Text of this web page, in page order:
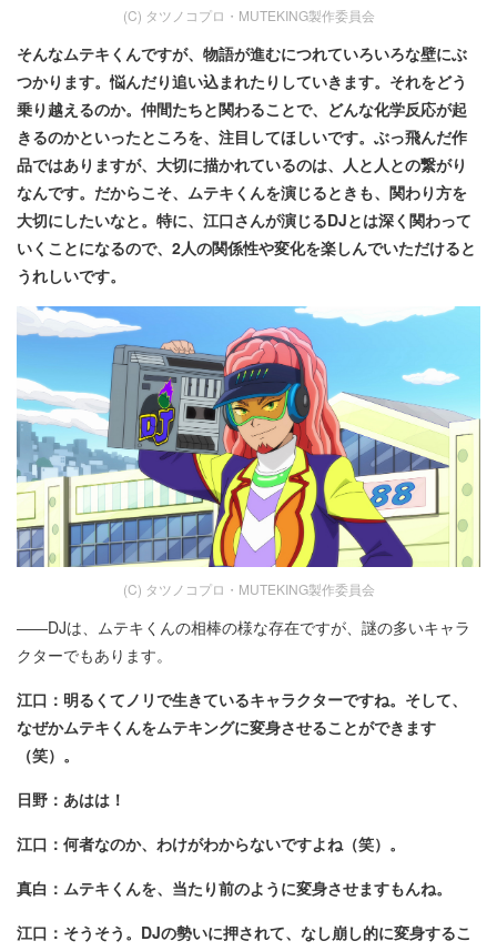
(C) タツノコプロ・MUTEKING製作委員会
そんなムテキくんですが、物語が進むにつれていろいろな壁にぶ
つかります。悩んだり追い込まれたりしていきます。それをどう
乗り越えるのか。仲間たちと関わることで、どんな化学反応が起
きるのかといったところを、注目してほしいです。ぶっ飛んだ作
品ではありますが、大切に描かれているのは、人と人との繋がり
なんです。だからこそ、ムテキくんを演じるときも、関わり方を
大切にしたいなと。特に、江口さんが演じるDJとは深く関わって
いくことになるので、2人の関係性や変化を楽しんでいただけると
うれしいです。
(C) タツノコプロ・MUTEKING製作委員会
――DJは、ムテキくんの相棒の様な存在ですが、謎の多いキャラ
クターでもあります。
江口：明るくてノリで生きているキャラクターですね。そして、
なぜかムテキくんをムテキングに変身させることができます
（笑）。
日野：あはは！
江口：何者なのか、わけがわからないですよね（笑）。
真白：ムテキくんを、当たり前のように変身させますもんね。
江口：そうそう。DJの勢いに押されて、なし崩し的に変身するこ